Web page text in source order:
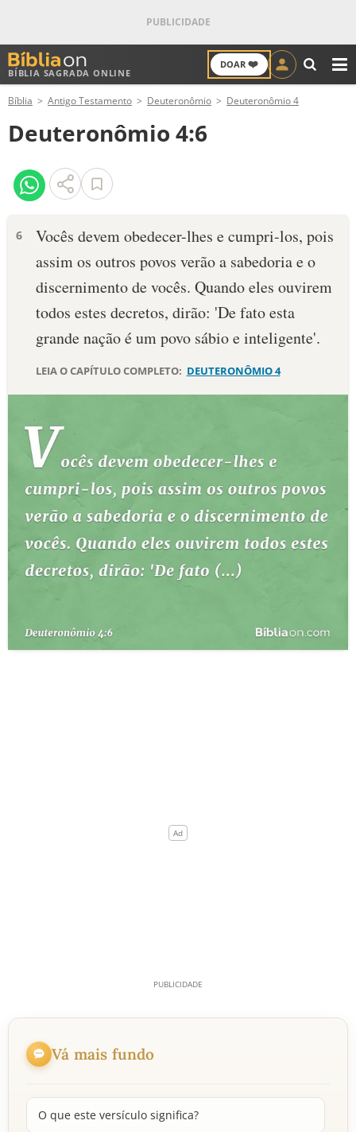
BÍBLIA SAGRADA ONLINE
DOAR ❤️
ANTIGO TESTAMENTO
NOVO TESTAMENTO
VERSÍCULOS
PALAVRA DO DIA
SALMO DO DIA
DEVOCIONAL DIÁRIO
ESTUDOS BÍBLICOS
ESBOÇOS DE PREGAÇÃO
PERGUNTE À BÍBLIA IA
QUEM SOMOS
Bíblia Antigo Testamento Deuteronômio Deuteronômio 4
Deuteronômio 4:6
6
Vocês devem obedecer-lhes e cumpri-los, pois
assim os outros povos verão a sabedoria e o
discernimento de vocês. Quando eles ouvirem
todos estes decretos, dirão: 'De fato esta
grande nação é um povo sábio e inteligente'.
LEIA O CAPÍTULO COMPLETO: DEUTERONÔMIO 4
Vá mais fundo
O que este versículo significa?